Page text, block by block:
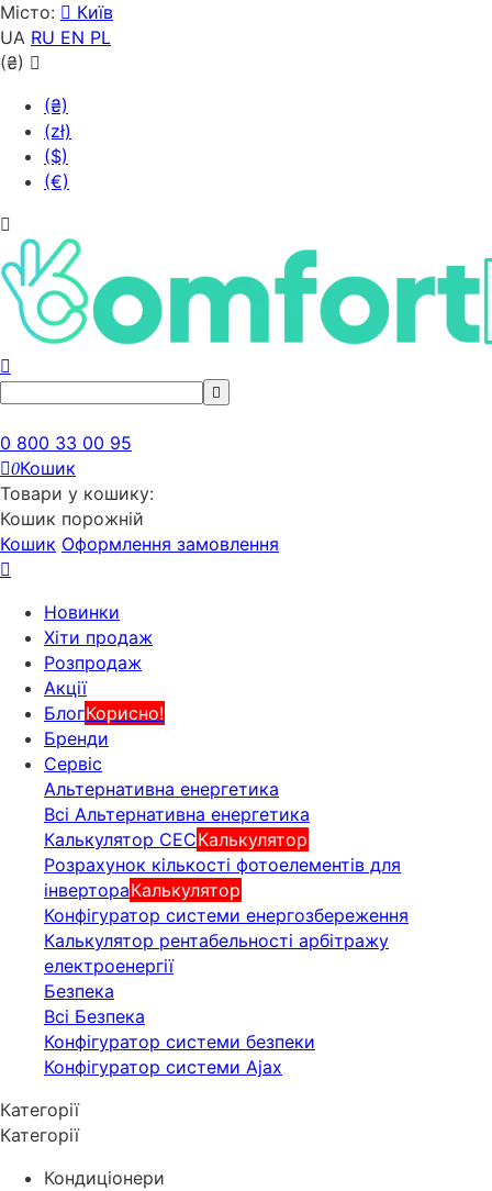
Місто:
Київ
UA RU EN PL
(₴)
(₴)
(zł)
($)
(€)
0 800 33 00 95
0Кошик
Товари у кошику:
Кошик порожній
Кошик Оформлення замовлення
Новинки
Хіти продаж
Розпродаж
Акції
БлогКорисно!
Бренди
Сервіс
Альтернативна енергетика
Всі Альтернативна енергетика
Калькулятор СЕСКалькулятор
Розрахунок кількості фотоелементів для
інвертораКалькулятор
Конфігуратор системи енергозбереження
Калькулятор рентабельності арбітражу
електроенергії
Безпека
Всі Безпека
Конфігуратор системи безпеки
Конфігуратор системи Ajax
Категорії
Категорії
Кондиціонери